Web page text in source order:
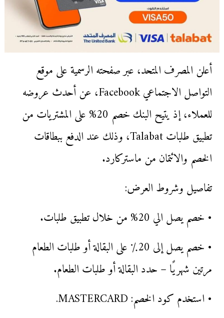
أعلن المصرف المتحد، عبر صفحته الرسمية على موقع
التواصل الاجتماعي Facebook، عن أحدث عروضه
للعملاء، إذ يتيح البنك خصم 20% على المشتريات من
تطبيق طلبات Talabat، وذلك عند الدفع ببطاقات
الخصم والائتمان من ماستركارد.
تفاصيل وشروط العرض:
• خصم يصل الي 20% من خلال تطبيق طلبات.
• خصم يصل إلى 20٪ على البقالة أو طلبات الطعام
مرتين شهريًا – حدد البقالة أو طلبات الطعام.
• استخدم كود الخصم: MASTERCARD.